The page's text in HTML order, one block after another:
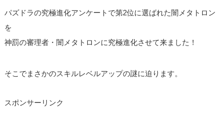
パズドラの究極進化アンケートで第2位に選ばれた闇メタトロン
を
神罰の審理者・闇メタトロンに究極進化させて来ました！
そこでまさかのスキルレベルアップの謎に迫ります。
スポンサーリンク